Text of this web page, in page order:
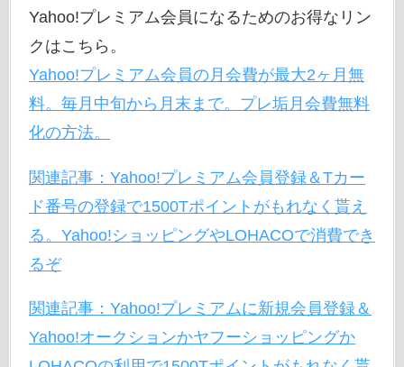
Yahoo!プレミアム会員になるためのお得なリン
クはこちら。
Yahoo!プレミアム会員の月会費が最大2ヶ月無
料。毎月中旬から月末まで。プレ垢月会費無料
化の方法。
関連記事：Yahoo!プレミアム会員登録＆Tカー
ド番号の登録で1500Tポイントがもれなく貰え
る。Yahoo!ショッピングやLOHACOで消費でき
るぞ
関連記事：Yahoo!プレミアムに新規会員登録＆
Yahoo!オークションかヤフーショッピングか